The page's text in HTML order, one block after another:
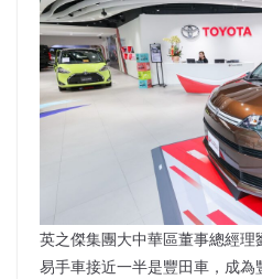
英之傑集團大中華區董事總經
易手車接近一半是豐田車，成